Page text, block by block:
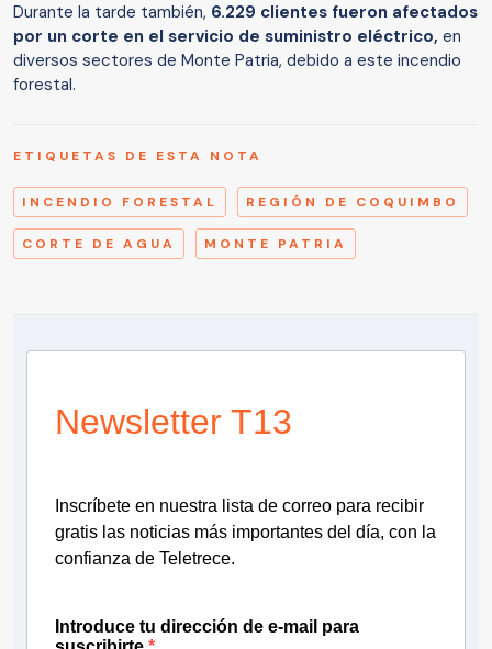
Durante la tarde también, 6.229 clientes fueron afectados
por un corte en el servicio de suministro eléctrico, en
diversos sectores de Monte Patria, debido a este incendio
forestal.
ETIQUETAS DE ESTA NOTA
INCENDIO FORESTAL REGIÓN DE COQUIMBO
CORTE DE AGUA MONTE PATRIA
Newsletter T13
Inscríbete en nuestra lista de correo para recibir
gratis las noticias más importantes del día, con la
confianza de Teletrece.
Introduce tu dirección de e-mail para